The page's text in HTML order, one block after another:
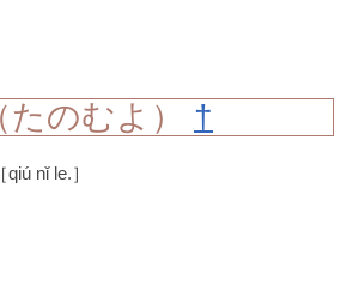
のむよ） †
［qiú nǐ le.］